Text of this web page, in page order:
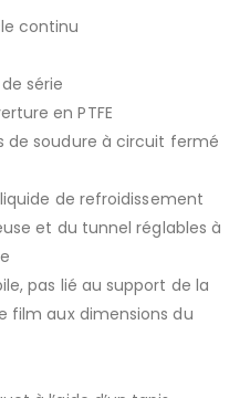
continu
série
en PTFE
de soudure à circuit fermé
de refroidissement
et du tunnel réglables à
pas lié au support de la
film aux dimensions du